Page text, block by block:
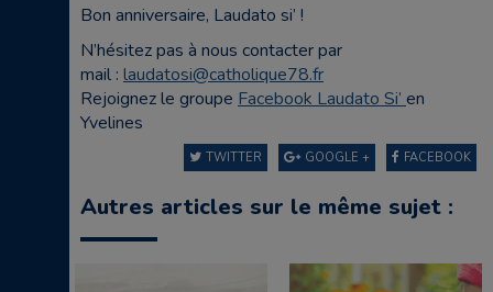
Bon anniversaire, Laudato si’ !
N’hésitez pas à nous contacter par
mail : laudatosi@catholique78.fr
Rejoignez le groupe Facebook Laudato Si’ en
Yvelines
FACEBOOK
GOOGLE +
TWITTER
Autres articles sur le même sujet :